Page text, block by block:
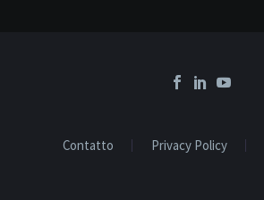
Contatto Privacy Policy